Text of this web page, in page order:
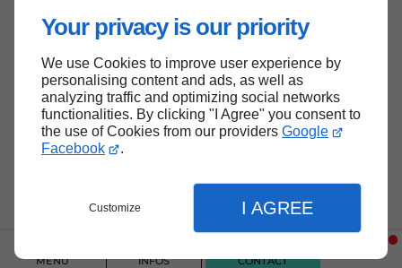
Your privacy is our priority
We use Cookies to improve user experience by
personalising content and ads, as well as
analyzing traffic and optimizing social networks
functionalities. By clicking "I Agree" you consent to
the use of Cookies from our providers Google
Facebook
.
Customize I AGREE
MENU INFOS CONTACT
HAUT DE PAGE